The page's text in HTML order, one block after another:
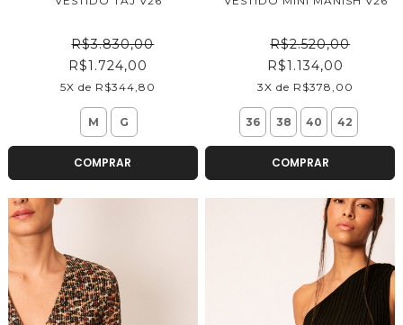
R$3.830,00
R$1.724,00
5X de R$344,80
M G
COMPRAR
R$2.520,00
R$1.134,00
3X de R$378,00
36 38 40 42
COMPRAR